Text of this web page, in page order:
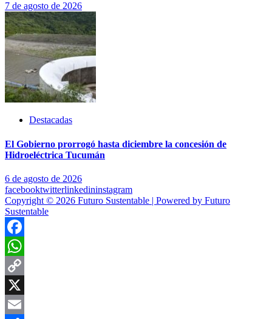
7 de agosto de 2026
Destacadas
El Gobierno prorrogó hasta diciembre la concesión de
Hidroeléctrica Tucumán
6 de agosto de 2026
facebooktwitterlinkedininstagram
Copyright © 2026 Futuro Sustentable | Powered by Futuro
Sustentable
Facebook
WhatsApp
Copy
Link
X